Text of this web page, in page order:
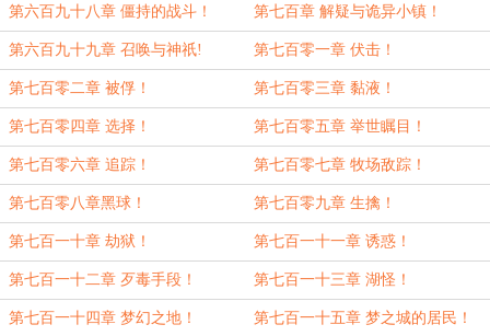
第六百九十八章 僵持的战斗！ 第七百章 解疑与诡异小镇！
第六百九十九章 召唤与神祇! 第七百零一章 伏击！
第七百零二章 被俘！ 第七百零三章 黏液！
第七百零四章 选择！ 第七百零五章 举世瞩目！
第七百零六章 追踪！ 第七百零七章 牧场敌踪！
第七百零八章黑球！ 第七百零九章 生擒！
第七百一十章 劫狱！ 第七百一十一章 诱惑！
第七百一十二章 歹毒手段！ 第七百一十三章 湖怪！
第七百一十四章 梦幻之地！ 第七百一十五章 梦之城的居民！